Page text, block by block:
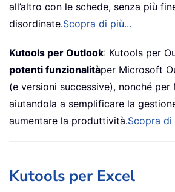
all’altro con le schede, senza più
disordinate.Scopra di più...
Kutools per Outlook: Kutools per
potenti funzionalitàper Microsoft
(e versioni successive), nonché
aiutandola a semplificare la
aumentare la produttività.Scopra di
Kutools per Excel